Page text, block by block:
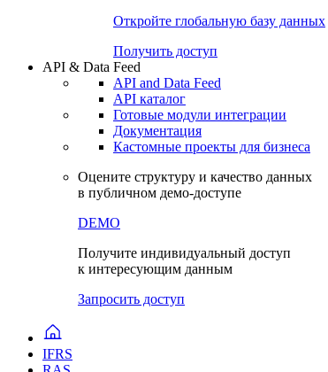
Откройте глобальную базу данных
Получить доступ
API & Data Feed
API and Data Feed
API каталог
Готовые модули интеграции
Документация
Кастомные проекты для бизнеса
Оцените структуру и качество данных
в публичном демо-доступе
DEMO
Получите индивидуальный доступ
к интересующим данным
Запросить доступ
IFRS